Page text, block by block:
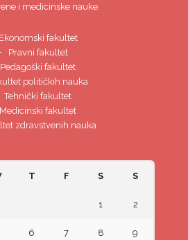
i medicinske nauke.
Ekonomski fakultet
Pravni fakultet
Pedagoški fakultet
političkih nauka
Tehnički fakultet
Medicinski fakultet
zdravstvenih nauka
T F S S
1 2
6 7 8 9